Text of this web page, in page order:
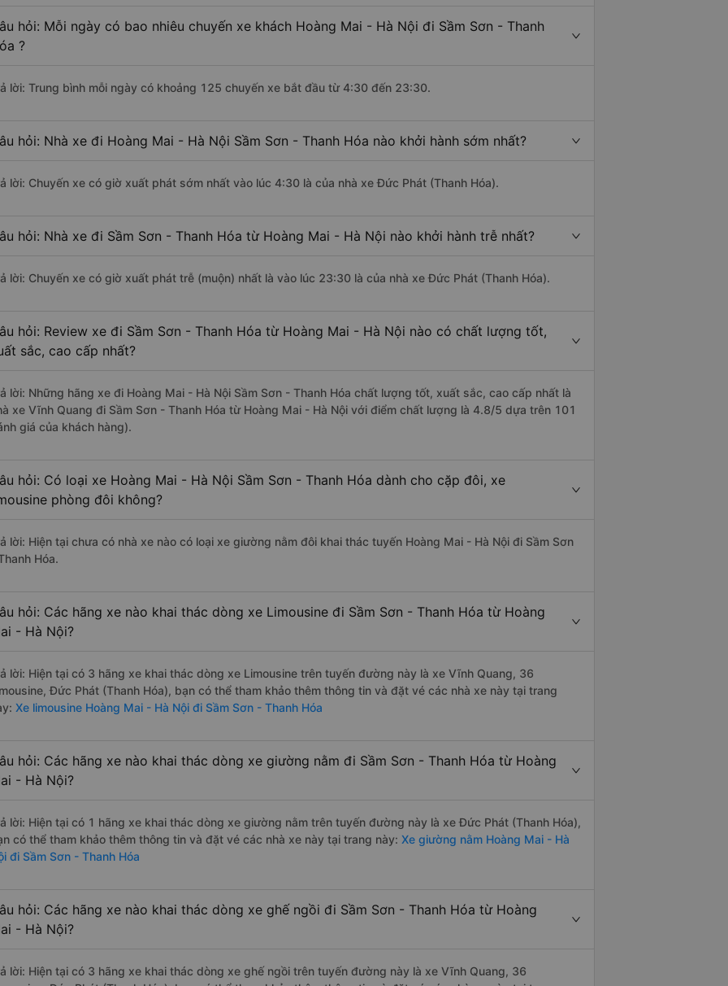
hỏi: Mỗi ngày có bao nhiêu chuyến xe khách Hoàng Mai - Hà Nội đi Sầm Sơn - Thanh
?
lời: Trung bình mỗi ngày có khoảng 125 chuyến xe bắt đầu từ 4:30 đến 23:30.
hỏi: Nhà xe đi Hoàng Mai - Hà Nội Sầm Sơn - Thanh Hóa nào khởi hành sớm nhất?
lời: Chuyến xe có giờ xuất phát sớm nhất vào lúc 4:30 là của nhà xe Đức Phát (Thanh Hóa).
hỏi: Nhà xe đi Sầm Sơn - Thanh Hóa từ Hoàng Mai - Hà Nội nào khởi hành trễ nhất?
lời: Chuyến xe có giờ xuất phát trễ (muộn) nhất là vào lúc 23:30 là của nhà xe Đức Phát (Thanh Hóa).
hỏi: Review xe đi Sầm Sơn - Thanh Hóa từ Hoàng Mai - Hà Nội nào có chất lượng tốt,
sắc, cao cấp nhất?
lời: Những hãng xe đi Hoàng Mai - Hà Nội Sầm Sơn - Thanh Hóa chất lượng tốt, xuất sắc, cao cấp nhất là
xe Vĩnh Quang đi Sầm Sơn - Thanh Hóa từ Hoàng Mai - Hà Nội với điểm chất lượng là 4.8/5 dựa trên 101
giá của khách hàng).
hỏi: Có loại xe Hoàng Mai - Hà Nội Sầm Sơn - Thanh Hóa dành cho cặp đôi, xe
phòng đôi không?
lời: Hiện tại chưa có nhà xe nào có loại xe giường nằm đôi khai thác tuyến Hoàng Mai - Hà Nội đi Sầm Sơn
Hóa.
hỏi: Các hãng xe nào khai thác dòng xe Limousine đi Sầm Sơn - Thanh Hóa từ Hoàng
- Hà Nội?
lời: Hiện tại có 3 hãng xe khai thác dòng xe Limousine trên tuyến đường này là xe Vĩnh Quang, 36
Đức Phát (Thanh Hóa), bạn có thể tham khảo thêm thông tin và đặt vé các nhà xe này tại trang
Xe limousine Hoàng Mai - Hà Nội đi Sầm Sơn - Thanh Hóa
hỏi: Các hãng xe nào khai thác dòng xe giường nằm đi Sầm Sơn - Thanh Hóa từ Hoàng
- Hà Nội?
lời: Hiện tại có 1 hãng xe khai thác dòng xe giường nằm trên tuyến đường này là xe Đức Phát (Thanh Hóa),
có thể tham khảo thêm thông tin và đặt vé các nhà xe này tại trang này: Xe giường nằm Hoàng Mai - Hà
đi Sầm Sơn - Thanh Hóa
hỏi: Các hãng xe nào khai thác dòng xe ghế ngồi đi Sầm Sơn - Thanh Hóa từ Hoàng
- Hà Nội?
lời: Hiện tại có 3 hãng xe khai thác dòng xe ghế ngồi trên tuyến đường này là xe Vĩnh Quang, 36